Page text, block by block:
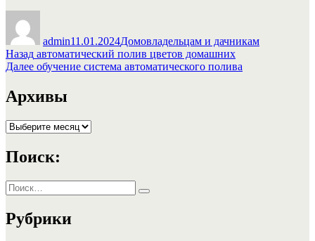
admin11.01.2024Домовладельцам и дачникам
Навигация
по
записям
Назад Предыдущая
запись:
автоматический полив цветов домашних
Далее Следующая
обучение система автоматического полива
Архивы
Архивы
Поиск:
Искать:
Поиск
Рубрики